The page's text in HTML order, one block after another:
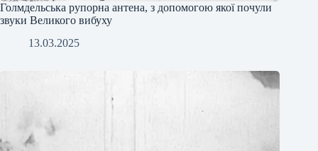
Голмдельська рупорна антена, з допомогою якої почули
звуки Великого вибуху
13.03.2025